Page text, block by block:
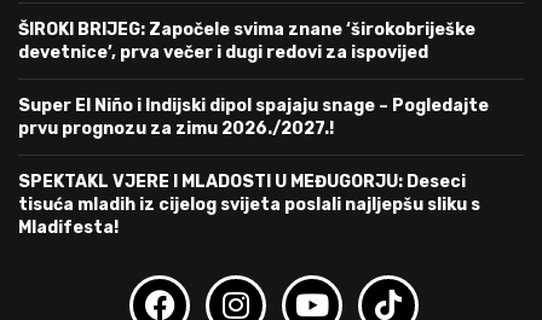
ŠIROKI BRIJEG: Započele svima znane ‘širokobriješke
devetnice’, prva večer i dugi redovi za ispovijed
Super El Niño i Indijski dipol spajaju snage – Pogledajte
prvu prognozu za zimu 2026./2027.!
SPEKTAKL VJERE I MLADOSTI U MEĐUGORJU: Deseci
tisuća mladih iz cijelog svijeta poslali najljepšu sliku s
Mladifesta!